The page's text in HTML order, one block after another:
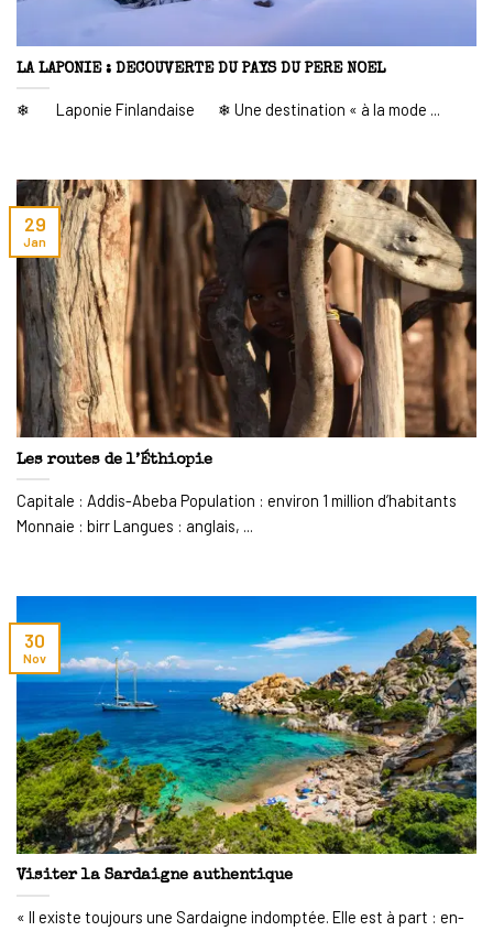
LA LAPONIE : DECOUVERTE DU PAYS DU PERE NOEL
❄ Laponie Finlandaise ❄ Une destination « à la mode ...
Les routes de l’Éthiopie
Capitale : Addis-Abeba Population : environ 1 million d’habitants
Monnaie : birr Langues : anglais, ...
29
Jan
Visiter la Sardaigne authentique
« Il existe toujours une Sardaigne indomptée. Elle est à part : en-
30
Nov